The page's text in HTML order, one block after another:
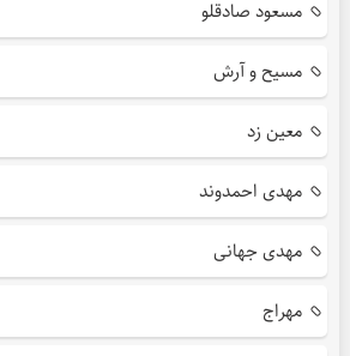
مسعود صادقلو
مسیح و آرش
معین زد
مهدی احمدوند
مهدی جهانی
مهراج